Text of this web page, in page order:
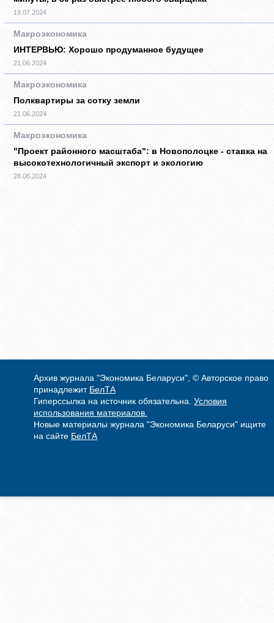
19.07.2024
Макроэкономика
ИНТЕРВЬЮ: Хорошо продуманное будущее
21.06.2024
Макроэкономика
Полквартиры за сотку земли
21.06.2024
Макроэкономика
"Проект районного масштаба": в Новополоцке - ставка на
высокотехнологичный экспорт и экологию
28.06.2024
Архив журнала "Экономика Беларуси", © Авторское право
принадлежит БелТА
Гиперссылка на источник обязательна. Условия
использования материалов.
Новые материалы журнала "Экономика Беларуси" ищите
на сайте БелТА